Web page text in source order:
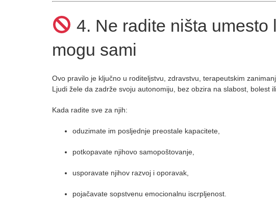
4. Ne radite ništa
mogu sami
Ovo pravilo je ključno u roditeljstvu, zdravstvu, terapeutskim
Ljudi žele da zadrže svoju autonomiju, bez obzira na slabost, bolest
Kada radite sve za njih:
oduzimate im posljednje preostale kapacitete,
potkopavate njihovo samopoštovanje,
usporavate njihov razvoj i oporavak,
pojačavate sopstvenu emocionalnu iscrpljenost.